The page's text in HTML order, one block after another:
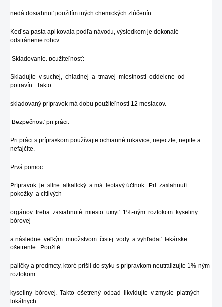
nedá dosiahnuť použitím iných chemických zlúčenín.
Keď sa pasta aplikovala podľa návodu, výsledkom je dokonalé
odstránenie rohov.
Skladovanie, použiteľnosť:
Skladujte v suchej, chladnej a tmavej miestnosti oddelene od
potravín. Takto
skladovaný prípravok má dobu použiteľnosti 12 mesiacov.
Bezpečnosť pri práci:
Pri práci s prípravkom používajte ochranné rukavice, nejedzte, nepite a
nefajčite.
Prvá pomoc:
Prípravok je silne alkalický a má leptavý účinok. Pri zasiahnutí
pokožky a citlivých
orgánov treba zasiahnuté miesto umyť 1%-ným roztokom kyseliny
bórovej
a následne veľkým množstvom čistej vody a vyhľadať lekárske
ošetrenie. Použité
paličky a predmety, ktoré prišli do styku s prípravkom neutralizujte 1%-ným
roztokom
kyseliny bórovej. Takto ošetrený odpad likvidujte v zmysle platných
lokálnych